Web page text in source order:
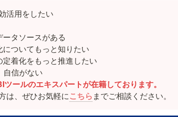
活用をしたい
ータソースがある
についてもっと知りたい
定着化をもっと推進したい
ールのエキスパートが在籍しております。
は、ぜひお気軽にこちら までご相談ください。